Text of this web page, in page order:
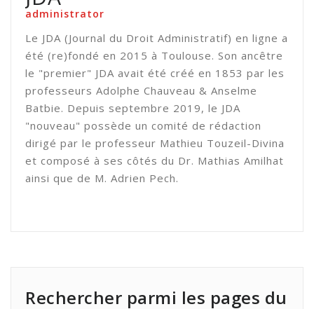
administrator
Le JDA (Journal du Droit Administratif) en ligne a
été (re)fondé en 2015 à Toulouse. Son ancêtre
le "premier" JDA avait été créé en 1853 par les
professeurs Adolphe Chauveau & Anselme
Batbie. Depuis septembre 2019, le JDA
"nouveau" possède un comité de rédaction
dirigé par le professeur Mathieu Touzeil-Divina
et composé à ses côtés du Dr. Mathias Amilhat
ainsi que de M. Adrien Pech.
Rechercher parmi les pages du